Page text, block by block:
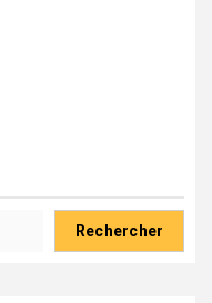
Rechercher